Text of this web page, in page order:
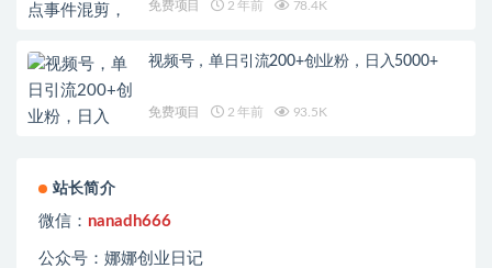
免费项目 2 年前 78.4K
视频号，单日引流200+创业粉，日入5000+
免费项目 2 年前 93.5K
站长简介
微信： nanadh666
公众号：娜娜创业日记